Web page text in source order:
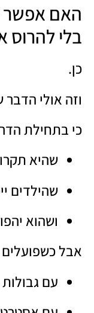
האם אפשר
בלי להרוס
כן.
וזה אולי
כי בתחילת
שהיא
שהילדים
ושהוא
אבל כשפועלים
עם גבולות